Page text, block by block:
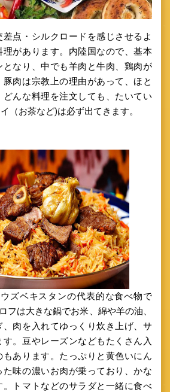
点・シルクロードを感じさせるよ
があります。 内陸国なので、基本
となり、中でも羊肉と牛肉、鶏肉が
肉は宗教上の理由があって、ほと
どんな料理を注文しても、たいてい
（お茶など)は必ず出てきます。
ズベキスタンの代表的な食べ物で
フは大きな鍋でお米、綿や羊の油、
、肉を入れてゆっくり炊き上げ、サ
す。豆やレーズンなどもたくさん入
もあります。たっぷりと黄色いにん
た味の濃いお肉が乗っており、かな
。トマトなどのサラダと一緒に食べ